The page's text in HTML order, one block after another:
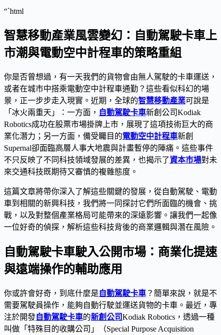
“`html
智慧移動產業風雲變幻：自動駕駛卡車上
市潮與電動空中計程車的策略重組
你是否曾想過，有一天我們的貨物會由無人駕駛的卡車運送，
或者在城市中搭乘電動空中計程車通勤？這些看似科幻的場
景，正一步步走入現實。近期，全球的智慧移動產業可說是
「冰火兩重天」：一方面， 自動駕駛卡車新創公司Kodiak
Robotics成功在股票市場掛牌上市，展現了這項技術巨大的商
業化潛力；另一方面，備受矚目的電動空中計程車新創
Supernal卻面臨高層人事大地震與計畫暫停的陣痛。這些事件
不只反映了不同科技領域發展的差異，也揭示了資本市場對未
來交通科技既期待又審慎的複雜態度。
這篇文章將帶你深入了解這些關鍵的發展，從自動駕駛、電動
車到相關的新興科技，我們將一同探討它們所面臨的機會、挑
戰，以及對整個產業格局可能帶來的深遠影響。讓我們一起像
一位好奇的偵探，解析這些科技背後的商業邏輯與潛在風險。
自動駕駛卡車駛入公開市場：商業化提速
與遠端操作的輔助應用
你或許會好奇，到底什麼是 自動駕駛卡車 ？簡單來說，就是不
需要駕駛員操作，能夠自動行駛並運送貨物的卡車。最近，專
注於開發自動駕駛卡車的新創公司Kodiak Robotics，透過一種
叫做「特殊目的收購公司」（Special Purpose Acquisition